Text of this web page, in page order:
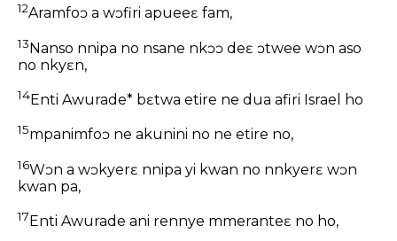
12Aramfoɔ a wɔfiri apueeɛ fam,
13Nanso nnipa no nsane nkɔɔ deɛ ɔtwee wɔn aso
no nkyɛn,
14Enti Awurade* bɛtwa etire ne dua afiri Israel ho
15mpanimfoɔ ne akunini no ne etire no,
16Wɔn a wɔkyerɛ nnipa yi kwan no nnkyerɛ wɔn
kwan pa,
17 Enti Awurade ani rennye mmeranteɛ no ho,